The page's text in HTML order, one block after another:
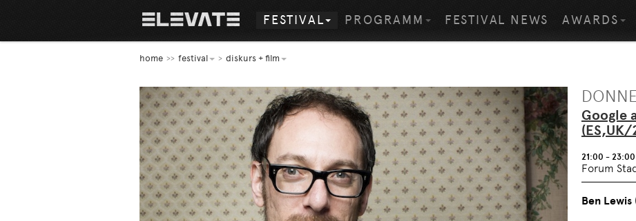
FESTIVAL PROGRAMM FESTIVAL NEWS AWARDS
home festival diskurs + film
Google
(ES,UK/
21:00 - 23:00
Forum
Ben Lewis